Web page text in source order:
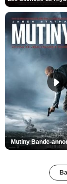
Mutiny Bande-